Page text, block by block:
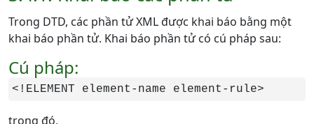
Trong DTD, các phần tử XML được khai báo bằng một
khai báo phần tử. Khai báo phần tử có cú pháp sau:
Cú pháp:
<!ELEMENT element-name element-rule>
trong đó,